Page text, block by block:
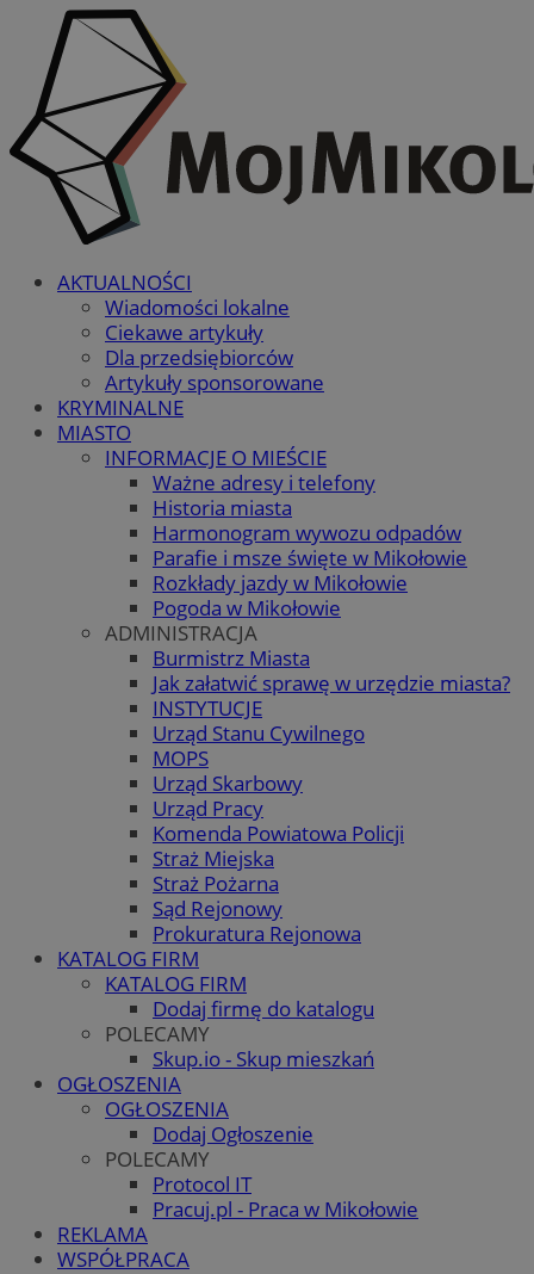
AKTUALNOŚCI
Wiadomości lokalne
Ciekawe artykuły
Dla przedsiębiorców
Artykuły sponsorowane
KRYMINALNE
MIASTO
INFORMACJE O MIEŚCIE
Ważne adresy i telefony
Historia miasta
Harmonogram wywozu odpadów
Parafie i msze święte w Mikołowie
Rozkłady jazdy w Mikołowie
Pogoda w Mikołowie
ADMINISTRACJA
Burmistrz Miasta
Jak załatwić sprawę w urzędzie miasta?
INSTYTUCJE
Urząd Stanu Cywilnego
MOPS
Urząd Skarbowy
Urząd Pracy
Komenda Powiatowa Policji
Straż Miejska
Straż Pożarna
Sąd Rejonowy
Prokuratura Rejonowa
KATALOG FIRM
KATALOG FIRM
Dodaj firmę do katalogu
POLECAMY
Skup.io - Skup mieszkań
OGŁOSZENIA
OGŁOSZENIA
Dodaj Ogłoszenie
POLECAMY
Protocol IT
Pracuj.pl - Praca w Mikołowie
REKLAMA
WSPÓŁPRACA